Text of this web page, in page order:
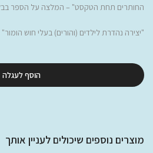
החותרים תחת הטקסט" – המלצה על הספר
"יצירה נהדרת לילדים (והורים) בעלי חוש הומור
הוסף לעגלה
מוצרים נוספים שיכולים לעניין אותך